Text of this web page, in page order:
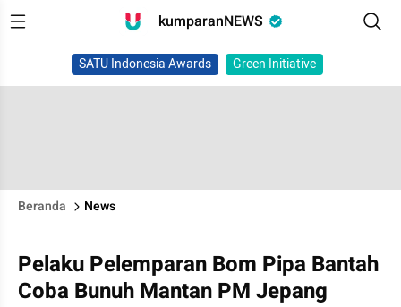
kumparanNEWS
SATU Indonesia Awards Green Initiative
Beranda News
Pelaku Pelemparan Bom Pipa Bantah
Coba Bunuh Mantan PM Jepang